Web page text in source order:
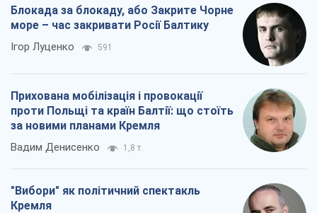
Блокада за блокаду, або Закрите Чорне
море – час закривати Росії Балтику
Ігор Луценко 591
Прихована мобілізація і провокації
проти Польщі та країн Балтії: що стоїть
за новими планами Кремля
Вадим Денисенко 1,8 т.
"Вибори" як політичний спектакль
Кремля